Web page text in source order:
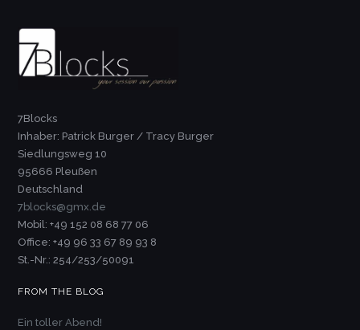
7Blocks
Inhaber: Patrick Burger / Tracy Burger
Siedlungsweg 10
95666 Pleußen
Deutschland
7blocks@gmx.de
Mobil: +49 152 08 68 77 06
Office: +49 96 33 67 89 93 8
St.-Nr.: 254/253/50091
FROM THE BLOG
Ein toller Abend!